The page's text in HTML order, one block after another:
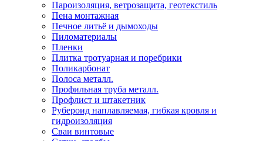
Пароизоляция, ветрозащита, геотекстиль
Пена монтажная
Печное литьё и дымоходы
Пиломатериалы
Пленки
Плитка тротуарная и поребрики
Поликарбонат
Полоса металл.
Профильная труба металл.
Профлист и штакетник
Рубероид наплавляемая, гибкая кровля и
гидроизоляция
Сваи винтовые